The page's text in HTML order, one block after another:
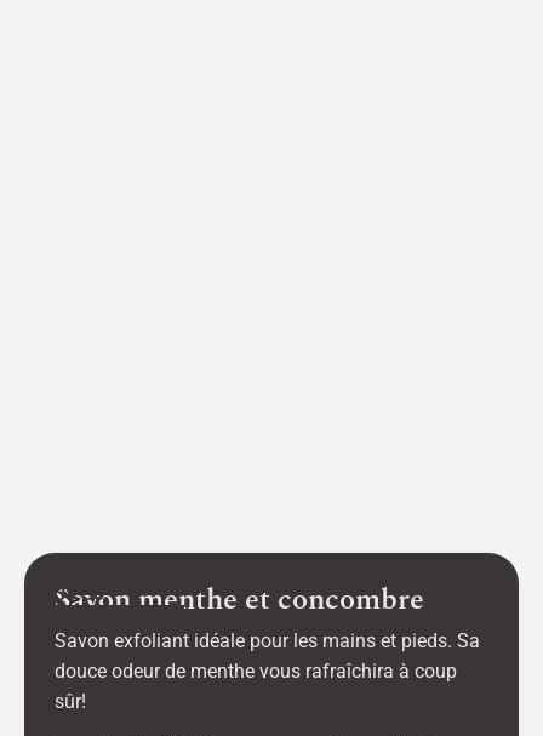
Savon menthe et concombre
$8.50
Savon exfoliant idéale pour les mains et pieds. Sa
douce odeur de menthe vous rafraîchira à coup
sûr!